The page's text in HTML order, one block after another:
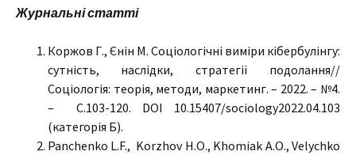
Журнальні статті
Коржов Г., Єнін М. Соціологічні виміри кібербулінгу:
сутність, наслідки, стратегії подолання//
Соціологія: теорія, методи, маркетинг. – 2022. – №4.
– С.103-120. DOI 10.15407/sociology2022.04.103
(категорія Б).
Panchenko L.F., Korzhov H.O., Khomiak A.O., Velychko